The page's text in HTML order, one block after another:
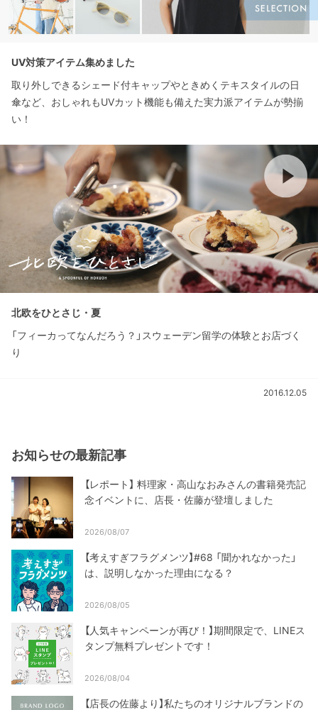
UV対策アイテム集めました
取り外しできるシェード付キャップやときめくテキスタイルの日
傘など、おしゃれもUVカット機能も備えた実力派アイテムが勢揃
い！
北欧をひとさじ・夏
「フィーカってなんだろう？」スウェーデン留学の体験とお店づく
り
2016.12.05
お知らせの最新記事
【レポート】 料理家・高山なおみさんの書籍発売記
念イベントに、店長・佐藤が登壇しました
2026/08/07
【考えすぎフラグメンツ】#68 「聞かれなかった」
は、説明しなかった理由になる？
2026/08/05
【人気キャンペーンが再び！】期間限定で、LINEス
タンプ無料プレゼントです！
2026/08/04
【店長の佐藤より】私たちのオリジナルブランドの